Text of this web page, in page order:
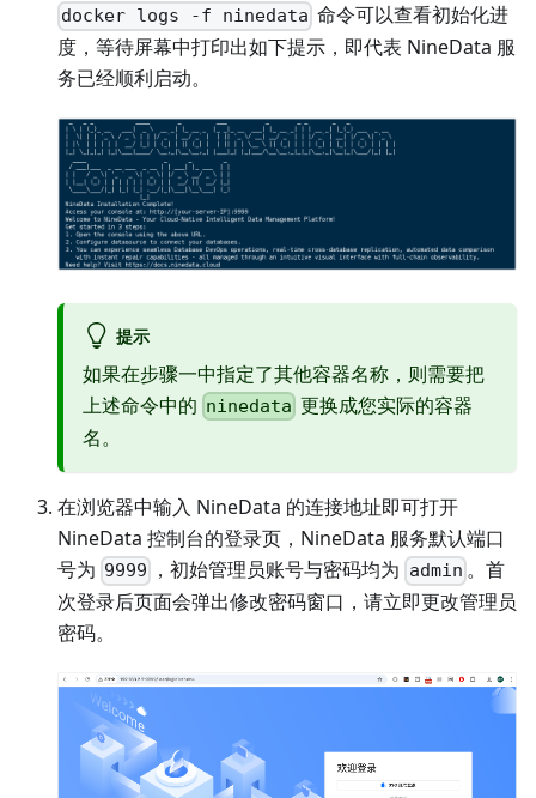
docker logs -f ninedata 命令可以查看初始化进
度，等待屏幕中打印出如下提示，即代表 NineData 服
务已经顺利启动。
提示
如果在步骤一中指定了其他容器名称，则需要把
上述命令中的 ninedata 更换成您实际的容器
名。
在浏览器中输入 NineData 的连接地址即可打开
NineData 控制台的登录页，NineData 服务默认端口
号为 9999 ，初始管理员账号与密码均为 admin 。首
次登录后页面会弹出修改密码窗口，请立即更改管理员
密码。